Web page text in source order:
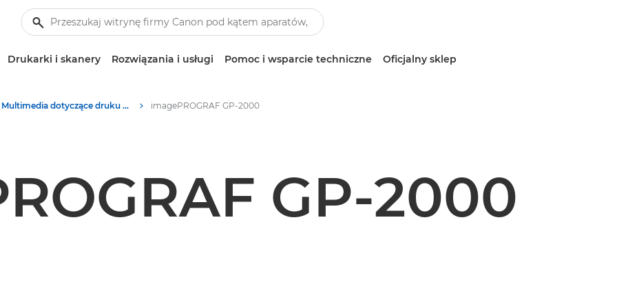
Drukarki i skanery Rozwiązania i usługi Pomoc i wsparcie techniczne Oficjalny sklep
Multimedia dotyczące druku wielkoformatowego – centrum prasowe firmy Canon imagePROGRAF GP-2000
GP-2000